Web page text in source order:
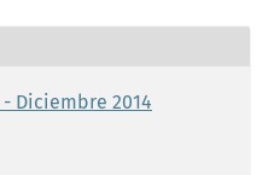
- Diciembre 2014